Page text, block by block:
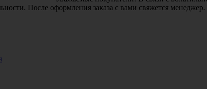
После оформления заказа с вами свяжется менеджер.